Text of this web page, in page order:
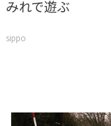
みれで遊ぶ
sippo